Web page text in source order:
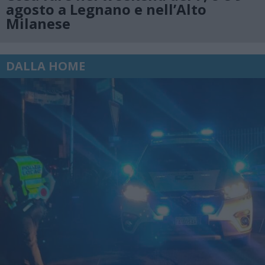
agosto a Legnano e nell’Alto
Milanese
DALLA HOME